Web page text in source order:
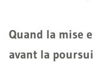
Quand la mise
avant la